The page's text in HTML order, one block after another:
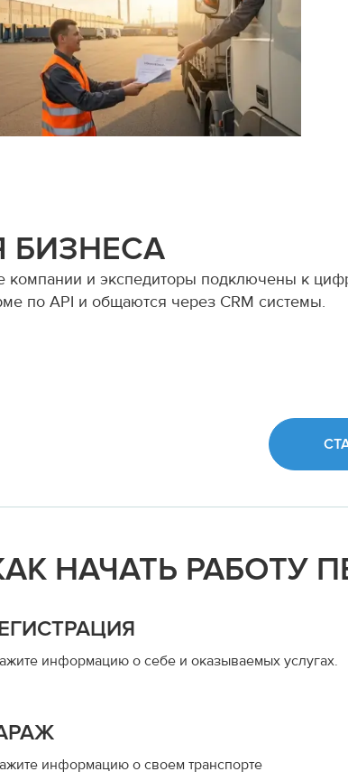
БИЗНЕСА
компании и экспедиторы подключены к
по API и общаются через CRM системы.
НАЧАТЬ РАБОТУ
информацию о себе и оказываемых услугах.
информацию о своем транспорте